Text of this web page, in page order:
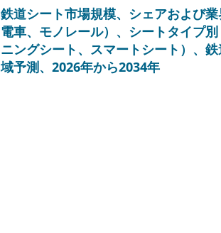
鉄道シート市場規模、シェアおよび
電車、モノレール）、シートタイプ
ニングシート、スマートシート）、
域予測、2026年から2034年